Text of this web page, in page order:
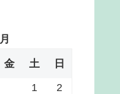
金 土 日
1
2